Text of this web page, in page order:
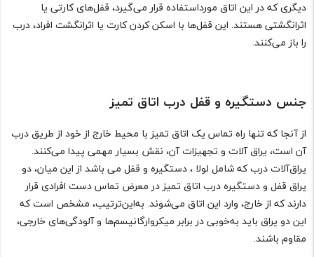
دیگری که در این اتاق مورداستفاده قرار می‌گیرد، قفل‌های کارتی یا
اثرانگشتی هستند. این قفل‌ها با اسکن کردن کارت یا اثرانگشت افراد، درب
را باز می‌کنند.
جنس دستگیره و قفل درب اتاق تمیز
از آنجا که تنها راه تماس یک اتاق تمیز با محیط خارج از خود از طریق درب
آن است، یراق آلات و تجهیزات آن، نقش بسیار مهمی پیدا می‌کنند.
یراق‌آلات درب که شامل لولا ، دستگیره و قفل می باشد از این میان، دو
یراق قفل و دستگیره درب اتاق تمیز در معرض تماس دست افرادی قرار
دارند که از خارج، وارد این اتاق می‌شوند. به‌این‌ترتیب، مشخص است که
این دو یراق باید به‌خوبی در برابر میکروارگانیسم‌ها و آلودگی‌های خارجی،
مقاوم باشند.